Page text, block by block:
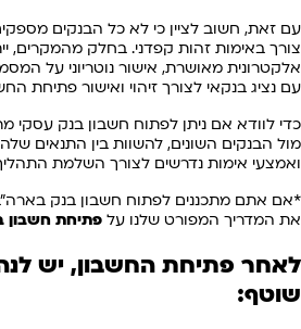
עם זאת, חשוב לציין כי לא כל הבנקים
צורך באימות זהות קפדני. בחלק מהמקרים,
אלקטרונית מאושרת, אישור נוטריוני על
עם נציג בנקאי לצורך זיהוי ואישור פתיחת
כדי לוודא אם ניתן לפתוח חשבון בנק עסקי
מול הבנקים השונים, להשוות בין התנאים
ואמצעי אימות נדרשים לצורך השלמת
*אם אתם מתכננים לפתוח חשבון בנק
את המדריך המפורט שלנו על פתיחת חשבון
לאחר פתיחת החשבון, יש
שוטף: